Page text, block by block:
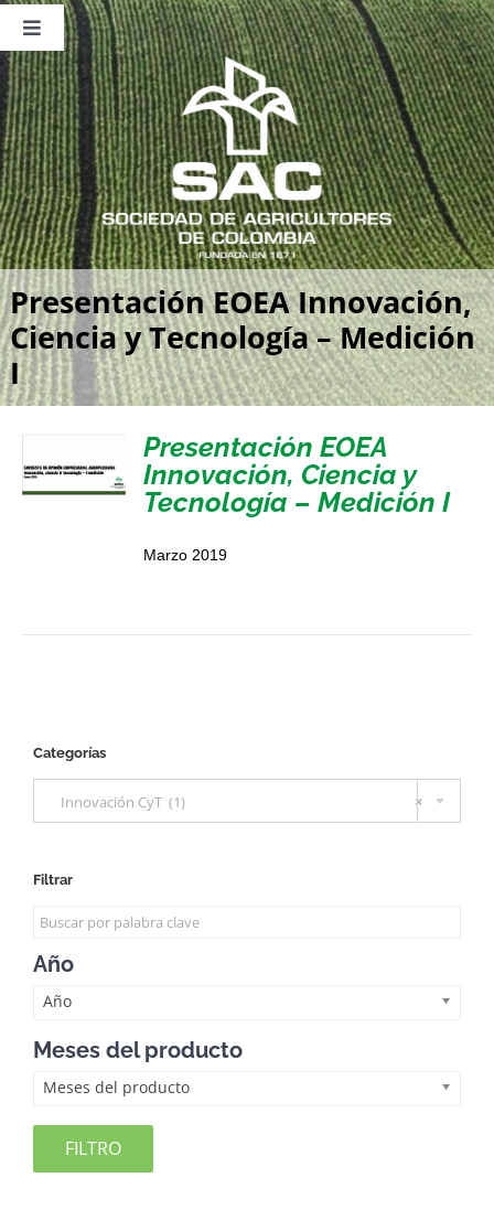
Saltar
contenido
Toggle
Navigation
Nosotros
Publicaciones
Sala de Prensa
Eventos
Presentación EOEA Innovación,
Ciencia y Tecnología – Medición
I
Presentación EOEA
Innovación, Ciencia y
Tecnología – Medición I
Marzo 2019
Categorías
×
Innovación CyT (1)
Filtrar
Año
Año
Meses del producto
Meses del producto
FILTRO